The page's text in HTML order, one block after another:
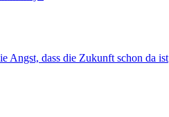
Angst, dass die Zukunft schon da ist